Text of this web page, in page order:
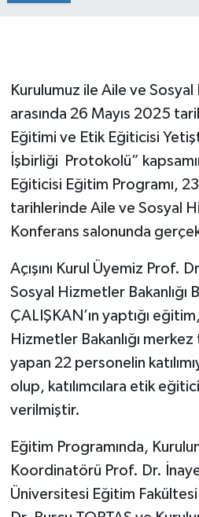
Kurulumuz ile Aile ve Sosyal
arasında 26 Mayıs 2025
Eğitimi ve Etik Eğiticisi
İşbirliği Protokolü”
Eğiticisi Eğitim Programı,
tarihlerinde Aile ve Sosyal
Konferans salonunda
Açışını Kurul Üyemiz Prof.
Sosyal Hizmetler Bakanlığı
ÇALIŞKAN’ın yaptığı
Hizmetler Bakanlığı
yapan 22 personelin
olup, katılımcılara etik
verilmiştir.
Eğitim Programında,
Koordinatörü Prof. Dr.
Üniversitesi Eğitim